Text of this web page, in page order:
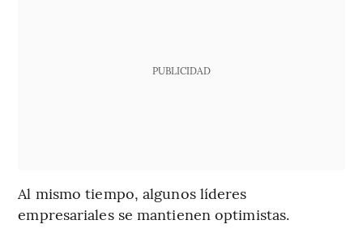
PUBLICIDAD
Al mismo tiempo, algunos líderes
empresariales se mantienen optimistas.